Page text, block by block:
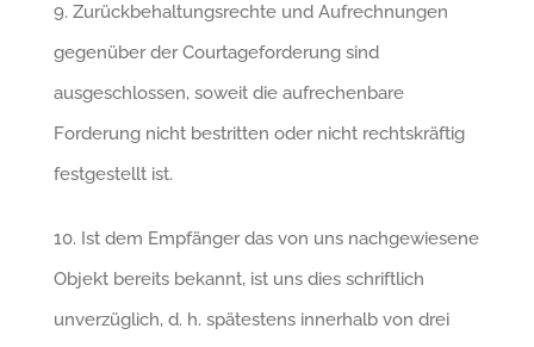
9. Zurückbehaltungsrechte und Aufrechnungen
gegenüber der Courtageforderung sind
ausgeschlossen, soweit die aufrechenbare
Forderung nicht bestritten oder nicht rechtskräftig
festgestellt ist.
10. Ist dem Empfänger das von uns nachgewiesene
Objekt bereits bekannt, ist uns dies schriftlich
unverzüglich, d. h. spätestens innerhalb von drei